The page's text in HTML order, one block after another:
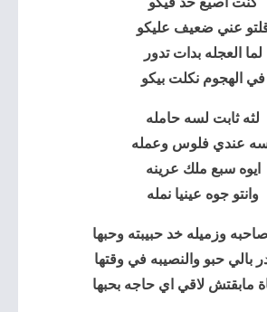
عني ضعيف عليكو
لما العجله بدات تدور
في الهجوم نكلت بيكو
لثه ثابت لسه حامله
عندي فلوس وعمله
ايوه سبع ملك عرينه
وانتو جوه عينيا نمله
صاحبه وزميله خد حبيبته وحبها
بالي حبو والنصيبه في وقتها
مابقتش لاقي اي حاجه بحبها